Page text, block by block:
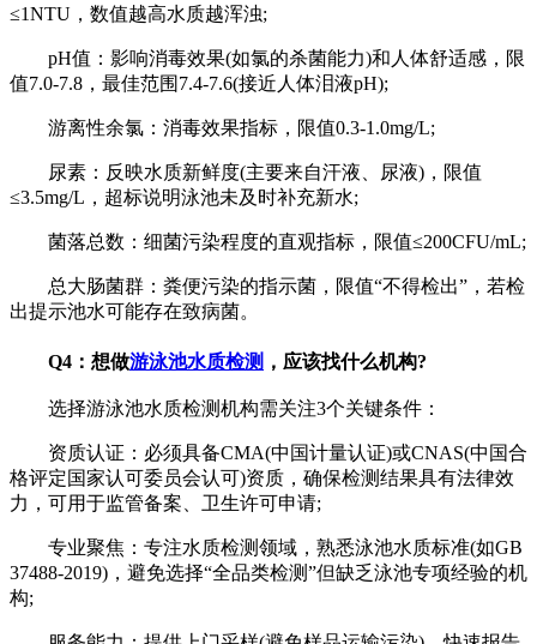
≤1NTU，数值越高水质越浑浊;
pH值：影响消毒效果(如氯的杀菌能力)和人体舒适感，限
值7.0-7.8，最佳范围7.4-7.6(接近人体泪液pH);
游离性余氯：消毒效果指标，限值0.3-1.0mg/L;
尿素：反映水质新鲜度(主要来自汗液、尿液)，限值
≤3.5mg/L，超标说明泳池未及时补充新水;
菌落总数：细菌污染程度的直观指标，限值≤200CFU/mL;
总大肠菌群：粪便污染的指示菌，限值“不得检出”，若检
出提示池水可能存在致病菌。
Q4：想做游泳池水质检测 ，应该找什么机构?
选择游泳池水质检测机构需关注3个关键条件：
资质认证：必须具备CMA(中国计量认证)或CNAS(中国合
格评定国家认可委员会认可)资质，确保检测结果具有法律效
力，可用于监管备案、卫生许可申请;
专业聚焦：专注水质检测领域，熟悉泳池水质标准(如GB
37488-2019)，避免选择“全品类检测”但缺乏泳池专项经验的机
构;